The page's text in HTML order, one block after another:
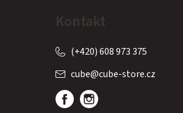
Kontakt
cube@cube-store.cz
(+420) 608 973 375